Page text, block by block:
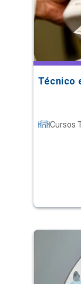
Técnico
Cursos